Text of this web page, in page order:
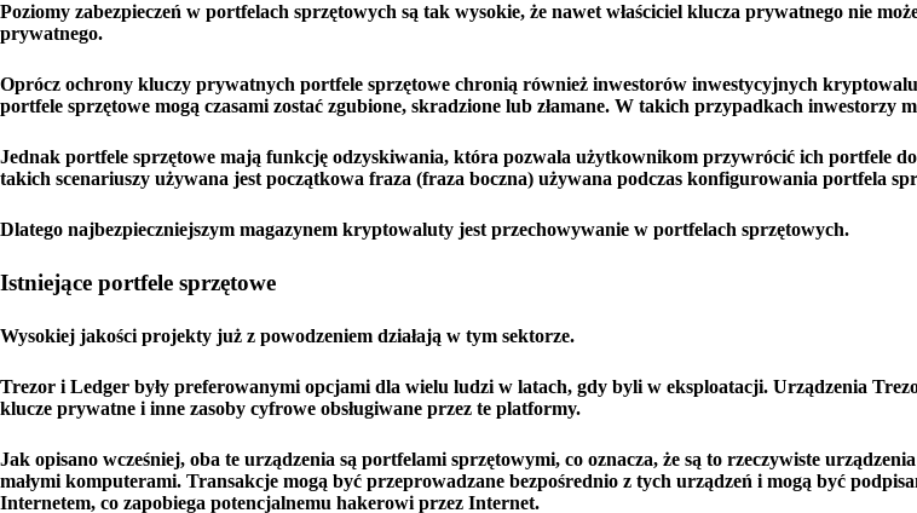
Poziomy zabezpieczeń w portfelach sprzętowych są tak wysokie, że nawet właściciel klucza prywatnego nie
prywatnego.
Oprócz ochrony kluczy prywatnych portfele sprzętowe chronią również inwestorów inwestycyjnych
portfele sprzętowe mogą czasami zostać zgubione, skradzione lub złamane. W takich przypadkach inwestorzy
Jednak portfele sprzętowe mają funkcję odzyskiwania, która pozwala użytkownikom przywrócić ich portfele
takich scenariuszy używana jest początkowa fraza (fraza boczna) używana podczas konfigurowania portfela
Dlatego najbezpieczniejszym magazynem kryptowaluty jest przechowywanie w portfelach sprzętowych.
Istniejące portfele sprzętowe
Wysokiej jakości projekty już z powodzeniem działają w tym sektorze.
Trezor i Ledger były preferowanymi opcjami dla wielu ludzi w latach, gdy byli w eksploatacji. Urządzenia
klucze prywatne i inne zasoby cyfrowe obsługiwane przez te platformy.
Jak opisano wcześniej, oba te urządzenia są portfelami sprzętowymi, co oznacza, że ​​są to rzeczywiste
małymi komputerami. Transakcje mogą być przeprowadzane bezpośrednio z tych urządzeń i mogą być
Internetem, co zapobiega potencjalnemu hakerowi przez Internet.